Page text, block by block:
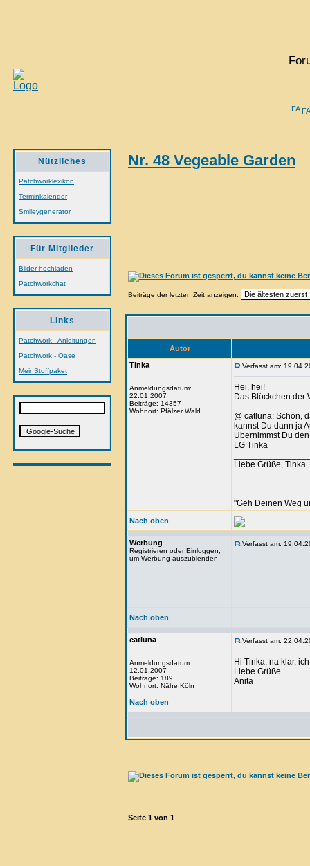
Nützliches
Patchworklexikon
Terminkalender
Smileygenerator
Für Mitglieder
Bilder hochladen
Patchworkchat
Links
Patchwork - Anleitungen
Patchwork - Oase
MeinStoffpaket
Nr. 48 Vegeable Garden
Beiträge der letzten Zeit anzeigen:
Autor
Tinka
Anmeldungsdatum:
22.01.2007
Beiträge: 14357
Wohnort: Pfälzer Wald
Verfasst am:
Hei, hei!
Das Blöckchen der
@ catluna: Schön,
kannst Du dann ja
Übernimmst Du
LG Tinka
Liebe Grüße, Tinka
"Geh Deinen Weg
Nach oben
Werbung
Registrieren oder Einloggen,
um Werbung auszublenden
Verfasst am:
Nach oben
catluna
Anmeldungsdatum:
12.01.2007
Beiträge: 189
Wohnort: Nähe Köln
Verfasst am:
Hi Tinka, na klar,
Liebe Grüße
Anita
Nach oben
Seite 1 von 1